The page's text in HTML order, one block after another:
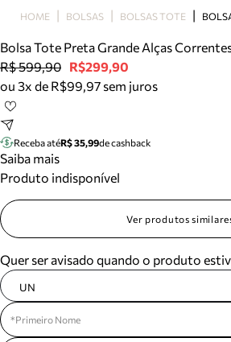
Bolsa
Tamanco
Tênis
Mule
Tire dúvidas sobre pedidos,
Meus pedidos
Acompanhe seus pedidos e
HOME BOLSAS BOLSAS TOTE
Bolsa Tote Preta Grande Alças
R$ 599,90 R$299,90
ou 3x de R$99,97 sem juros
Receba atéR$ 35,99de cashback
Saiba mais
Produto indisponível
Ver produtos
Quer ser avisado quando o produto
UN